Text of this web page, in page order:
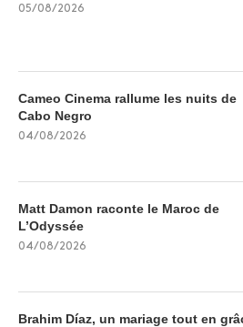
05/08/2026
Cameo Cinema rallume les nuits de
Cabo Negro
04/08/2026
Matt Damon raconte le Maroc de
L’Odyssée
04/08/2026
Brahim Díaz, un mariage tout en